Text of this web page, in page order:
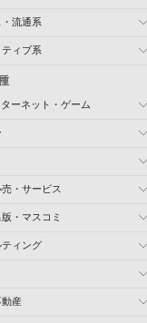
流通系
ィブ系
ーネット・ゲーム
・サービス
・マスコミ
ティング
動産